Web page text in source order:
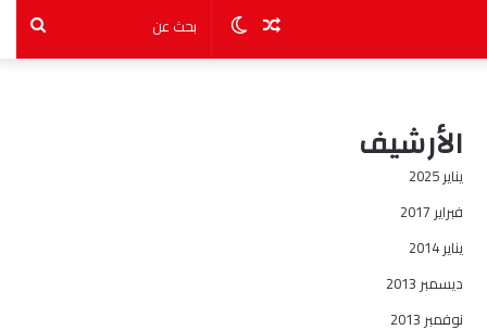
بحث
الوضعمقال
الأرشيف
يناير 2025
فبراير 2017
يناير 2014
ديسمبر 2013
نوفمبر 2013